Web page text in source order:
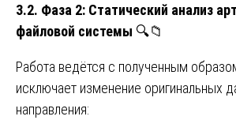
3.2. Фаза 2: Статический анализ
файловой системы 🔍📁
Работа ведётся с полученным
исключает изменение оригинальных
направления: